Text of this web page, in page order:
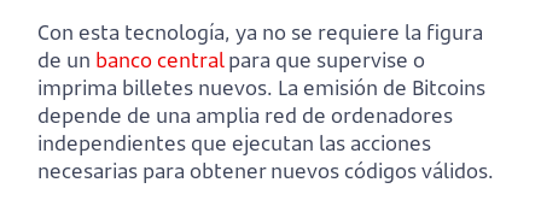
Con esta tecnología, ya no se requiere la figura
de un banco centralpara que supervise o
imprima billetes nuevos. La emisión de Bitcoins
depende de una amplia red de ordenadores
independientes que ejecutan las acciones
necesarias para obtener nuevos códigos válidos.